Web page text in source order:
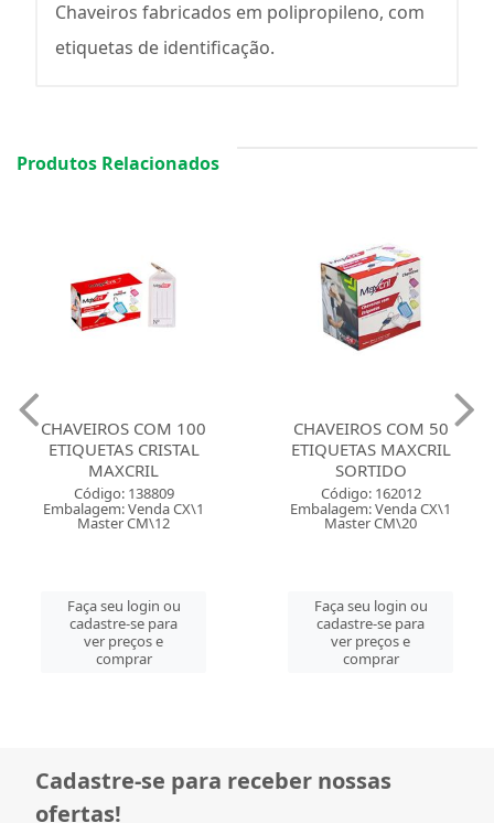
Chaveiros fabricados em polipropileno, com
etiquetas de identificação.
Produtos Relacionados
CHAVEIROS COM 100
ETIQUETAS CRISTAL
MAXCRIL
Código: 138809
Embalagem: Venda CX\1
Master CM\12
Faça seu login ou
cadastre-se para
ver preços e
comprar
CHAVEIROS COM 50
ETIQUETAS MAXCRIL
SORTIDO
Código: 162012
Embalagem: Venda CX\1
Master CM\20
Faça seu login ou
cadastre-se para
ver preços e
comprar
Cadastre-se para receber nossas
ofertas!